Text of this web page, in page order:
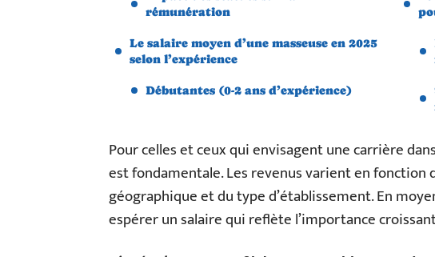
rémunération
Le salaire moyen d’une masseuse en 2025
selon l’expérience
Débutantes (0-2 ans d’expérience)
Pour celles et ceux qui envisagent une carrière
est fondamentale. Les revenus varient en fonction
géographique et du type d’établissement. En
espérer un salaire qui reflète l’importance